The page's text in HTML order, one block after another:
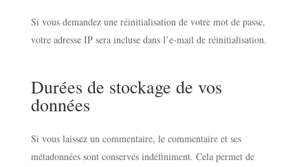
Si vous demandez une réinitialisation de votre mot de passe,
votre adresse IP sera incluse dans l’e-mail de réinitialisation.
Durées de stockage de vos
données
Si vous laissez un commentaire, le commentaire et ses
métadonnées sont conservés indéfiniment. Cela permet de